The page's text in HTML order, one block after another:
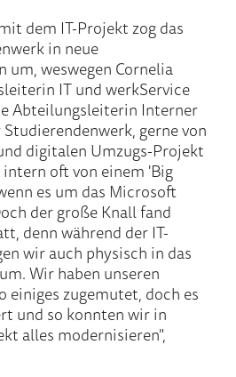
dem IT-Projekt zog das
in neue
weswegen Cornelia
IT und werkService
Abteilungsleiterin Interner
gerne von
digitalen Umzugs-Projekt
oft von einem 'Big
es um das Microsoft
der große Knall fand
denn während der IT-
wir auch physisch in das
Wir haben unseren
einiges zugemutet, doch es
und so konnten wir in
alles modernisieren",